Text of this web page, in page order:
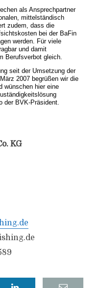
als Ansprechpartner
mittelständisch
zudem, dass die
bei der BaFin
werden. Für viele
und damit
Berufsverbot gleich.
seit der Umsetzung der
2007 begrüßen wir die
wünschen hier eine
der BVK-Präsident.
KG